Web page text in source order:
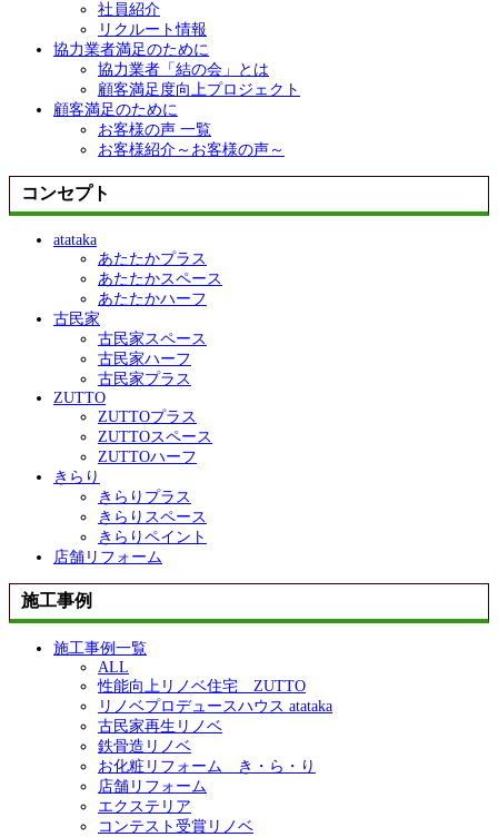
社員紹介
リクルート情報
協力業者満足のために
協力業者「結の会」とは
顧客満足度向上プロジェクト
顧客満足のために
お客様の声 一覧
お客様紹介～お客様の声～
コンセプト
atataka
あたたかプラス
あたたかスペース
あたたかハーフ
古民家
古民家スペース
古民家ハーフ
古民家プラス
ZUTTO
ZUTTOプラス
ZUTTOスペース
ZUTTOハーフ
きらり
きらりプラス
きらりスペース
きらりペイント
店舗リフォーム
施工事例
施工事例一覧
ALL
性能向上リノベ住宅 ZUTTO
リノベプロデュースハウス atataka
古民家再生リノベ
鉄骨造リノベ
お化粧リフォーム き・ら・り
店舗リフォーム
エクステリア
コンテスト受賞リノベ